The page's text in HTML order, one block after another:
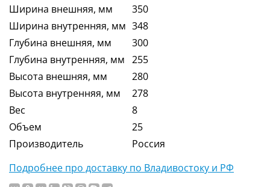
Ширина внешняя, мм
350
Ширина внутренняя, мм 348
Глубина внешняя, мм
300
Глубина внутренняя, мм 255
Высота внешняя, мм
280
Высота внутренняя, мм
278
Вес
8
Объем
25
Производитель
Россия
Подробнее про доставку по Владивостоку и РФ